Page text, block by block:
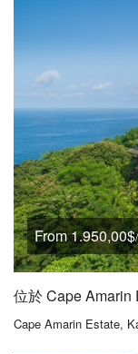
From 1.950,00$
位於 Cape Amarin
Cape Amarin Estate,